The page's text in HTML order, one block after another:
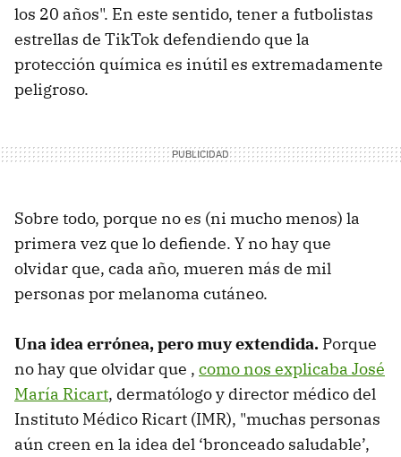
los 20 años". En este sentido, tener a futbolistas
estrellas de TikTok defendiendo que la
protección química es inútil es extremadamente
peligroso.
Sobre todo, porque no es (ni mucho menos) la
primera vez que lo defiende. Y no hay que
olvidar que, cada año, mueren más de mil
personas por melanoma cutáneo.
Una idea errónea, pero muy extendida. Porque
no hay que olvidar que , como nos explicaba José
María Ricart, dermatólogo y director médico del
Instituto Médico Ricart (IMR), "muchas personas
aún creen en la idea del ‘bronceado saludable’,